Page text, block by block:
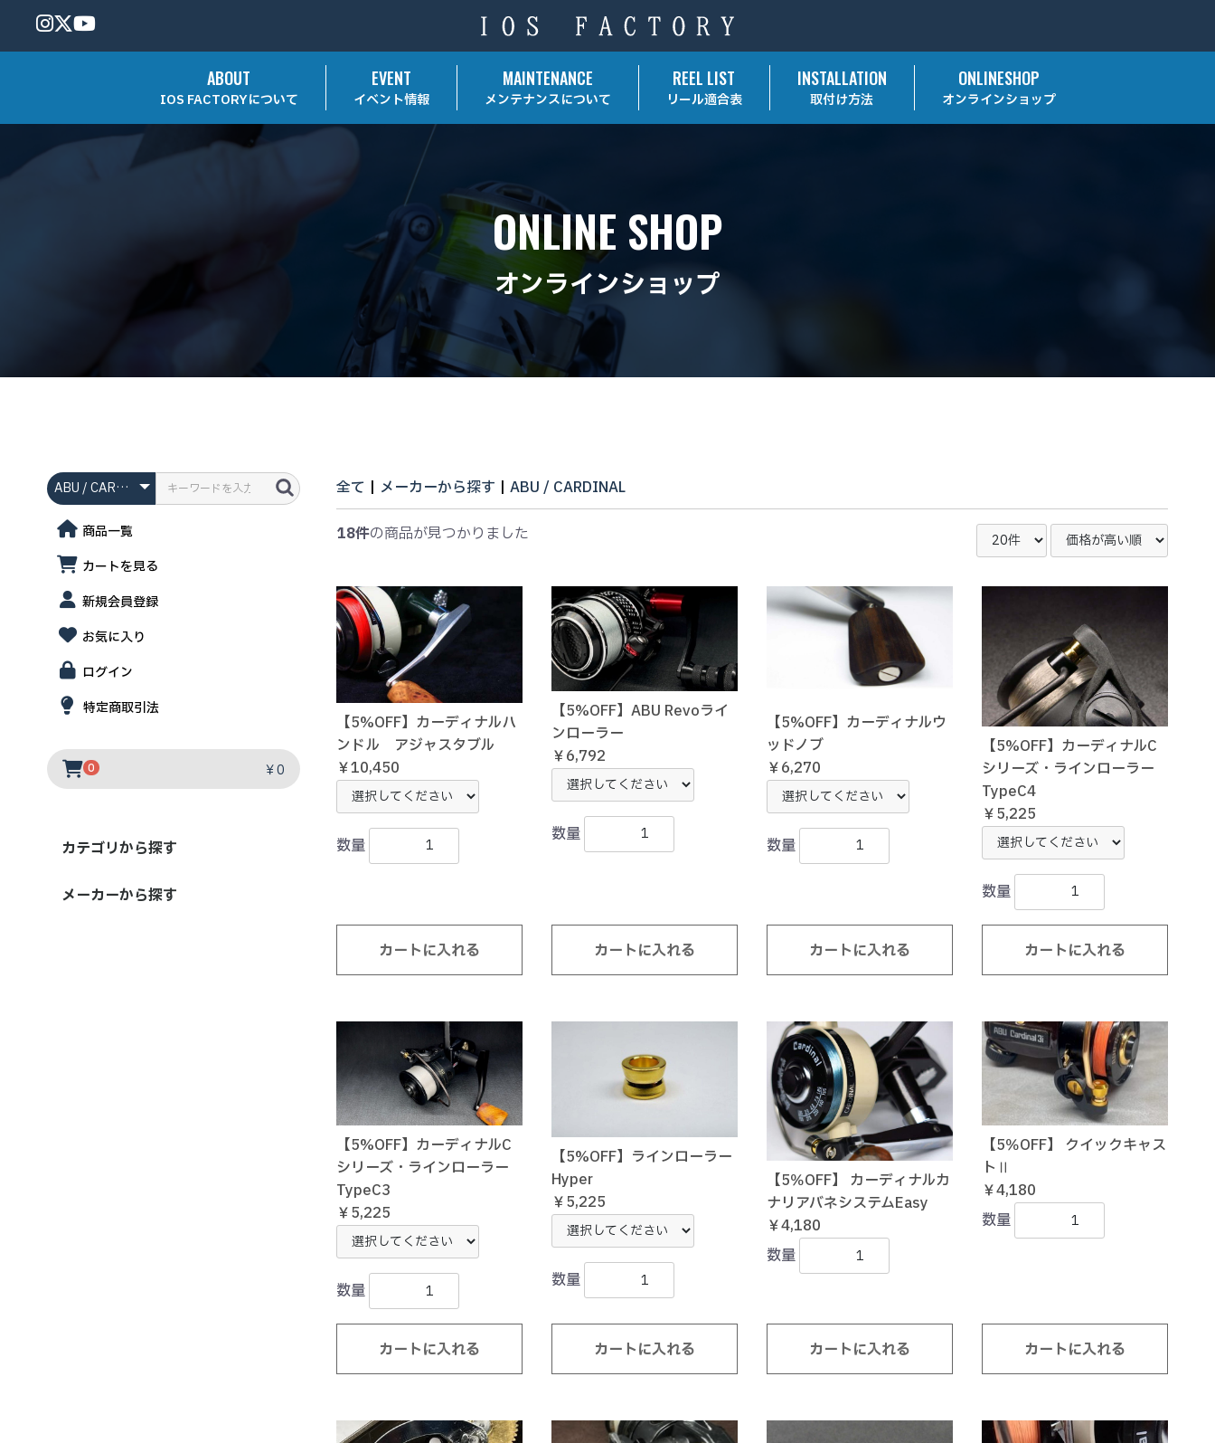
ABOUT
IOS FACTORYについて
EVENT
イベント情報
MAINTENANCE
メンテナンスについて
REEL LIST
リール適合表
INSTALLATION
取付け方法
ONLINESHOP
オンラインショップ
ONLINE SHOP
オンラインショップ
商品一覧
カートを見る
新規会員登録
お気に入り
ログイン
特定商取引法
0 ￥0
カテゴリから探す
ラインローラー
ドラグシステム
ハンドル・ハンドルノブ
オイル・グリス類
コート剤
リール部品類
ベアリング
その他
メーカーから探す
全て | メーカーから探す | ABU / CARDINAL
18件の商品が見つかりました
【5%OFF】カーディナルハ
ンドル アジャスタブル
￥10,450
数量
カートに入れる
【5%OFF】ABU Revoライ
ンローラー
￥6,792
数量
カートに入れる
【5%OFF】カーディナルウ
ッドノブ
￥6,270
数量
カートに入れる
【5%OFF】カーディナルC
シリーズ・ラインローラー
TypeC4
￥5,225
数量
カートに入れる
【5%OFF】カーディナルC
シリーズ・ラインローラー
TypeC3
￥5,225
数量
カートに入れる
【5%OFF】ラインローラー
Hyper
￥5,225
数量
カートに入れる
【5％OFF】 カーディナルカ
ナリアバネシステムEasy
￥4,180
数量
カートに入れる
【5％OFF】 クイックキャス
トⅡ
￥4,180
数量
カートに入れる